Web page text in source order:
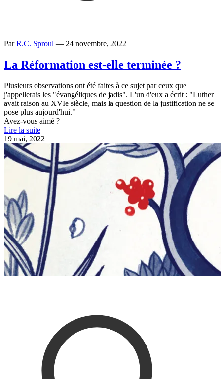
ParR.C. Sproul — 24 novembre, 2022
La Réformation est-elle terminée ?
Plusieurs observations ont été faites à ce sujet par ceux que
j'appellerais les "évangéliques de jadis". L'un d'eux a écrit : "Luther
avait raison au XVIe siècle, mais la question de la justification ne se
pose plus aujourd'hui."
Avez-vous aimé ?
Lire la suite
19 mai, 2022